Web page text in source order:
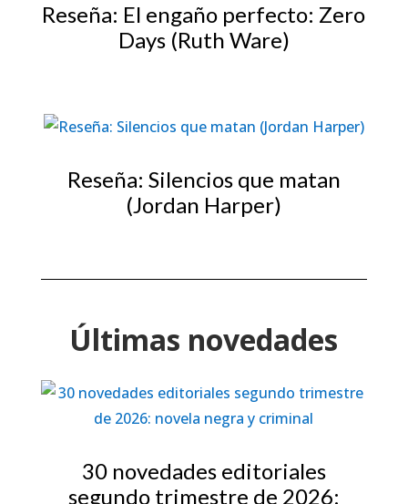
Reseña: El engaño perfecto: Zero
Days (Ruth Ware)
Reseña: Silencios que matan
(Jordan Harper)
Últimas novedades
30 novedades editoriales
segundo trimestre de 2026: